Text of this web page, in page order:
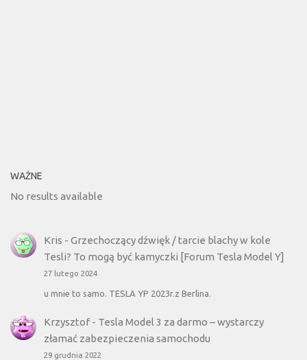
WAŻNE
No results available
Kris - Grzechoczący dźwięk / tarcie blachy w kole
Tesli? To mogą być kamyczki [Forum Tesla Model Y]
27 lutego 2024
u mnie to samo. TESLA YP 2023r.z Berlina.
Krzysztof- Tesla Model 3 za darmo – wystarczy
złamać zabezpieczenia samochodu
29 grudnia 2022